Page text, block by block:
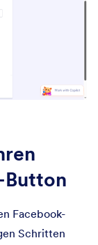
Facebook-
Schritten